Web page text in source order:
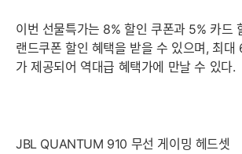
이번 선물특가는 8% 할인 쿠폰과 5% 카드
랜드쿠폰 할인 혜택을 받을 수 있으며, 최대
가 제공되어 역대급 혜택가에 만날 수 있다.
JBL QUANTUM 910 무선 게이밍 헤드셋